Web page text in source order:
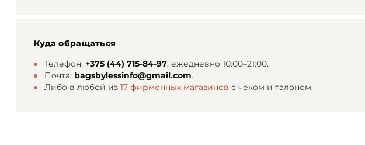
Куда обращаться
Телефон: +375 (44) 715-84-97, ежедневно 10:00–21:00.
Почта: bagsbylessinfo@gmail.com.
Либо в любой из 17 фирменных магазинов с чеком и талоном.